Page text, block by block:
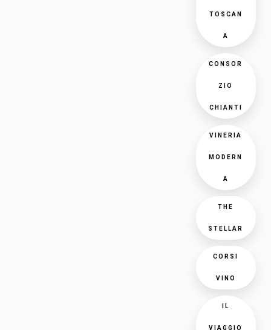
TOSCAN
A
CONSOR
ZIO
CHIANTI
VINERIA
MODERN
A
THE
STELLAR
CORSI
VINO
IL
VIAGGIO